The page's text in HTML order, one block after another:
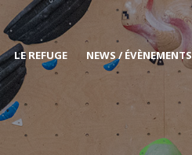
LE REFUGE NEWS / ÉVÈNEMENTS